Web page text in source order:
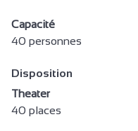
Aankleedtafel
Haardroger
Capacité
40 personnes
Disposition
Theater
40 places